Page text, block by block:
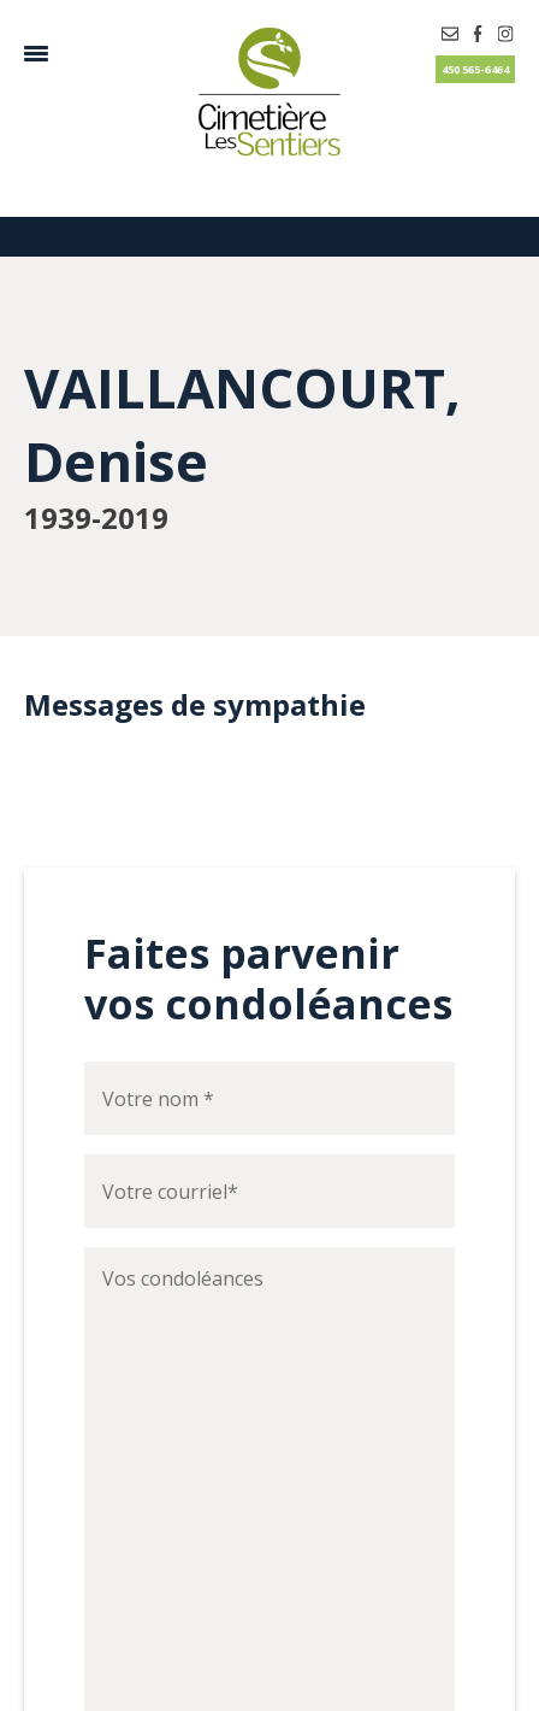
450 565-6464
Faites parvenir
vos condoléances
VAILLANCOURT,
Denise
1939-2019
Messages de sympathie